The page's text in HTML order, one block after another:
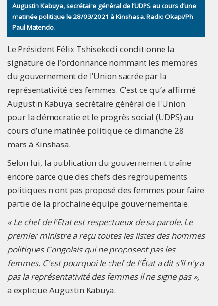
Augustin Kabuya, secrétaire général de l’UDPS au cours d’une
matinée politique le 28/03/2021 à Kinshasa. Radio Okapi/Ph
Paul Matendo.
Le Président Félix Tshisekedi conditionne la
signature de l’ordonnance nommant les membres
du gouvernement de l’Union sacrée par la
représentativité des femmes. C’est ce qu’a affirmé
Augustin Kabuya, secrétaire général de l'Union
pour la démocratie et le progrès social (UDPS) au
cours d’une matinée politique ce dimanche 28
mars à Kinshasa.
Selon lui, la publication du gouvernement traîne
encore parce que des chefs des regroupements
politiques n'ont pas proposé des femmes pour faire
partie de la prochaine équipe gouvernementale.
« Le chef de l'Etat est respectueux de sa parole. Le
premier ministre a reçu toutes les listes des hommes
politiques Congolais qui ne proposent pas les
femmes. C'est pourquoi le chef de l'État a dit s'il n'y a
pas la représentativité des femmes il ne signe pas »,
a expliqué Augustin Kabuya.